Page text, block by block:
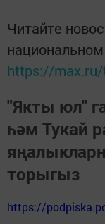
Читайте
https://
"Якты юл"
һәм Тукай
торыгыз
https://